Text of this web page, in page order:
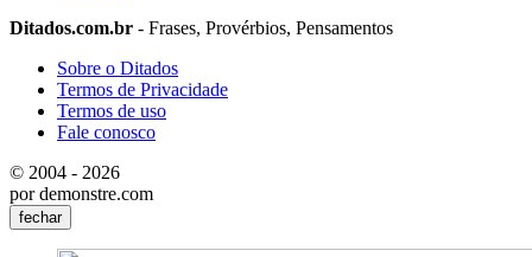
Ditados.com.br - Frases, Provérbios, Pensamentos
Sobre o Ditados
Termos de Privacidade
Termos de uso
Fale conosco
© 2004 - 2026
por demonstre.com
fechar